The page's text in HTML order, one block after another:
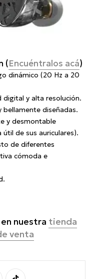
(Encuéntralos acá)
dinámico (20 Hz a 20
digital y alta resolución.
bellamente diseñadas.
y desmontable
de sus auriculares).
de diferentes
cómoda e
nuestra tienda
venta